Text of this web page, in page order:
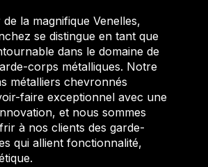
la magnifique Venelles,
se distingue en tant que
dans le domaine de
corps métalliques. Notre
métalliers chevronnés
faire exceptionnel avec une
et nous sommes
à nos clients des garde-
qui allient fonctionnalité,